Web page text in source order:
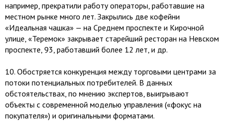
например, прекратили работу операторы, работавшие на
местном рынке много лет. Закрылись две кофейни
«Идеальная чашка» — на Среднем проспекте и Кирочной
улице, «Теремок» закрывает старейший ресторан на Невском
проспекте, 93, работавший более 12 лет, и др.
10.​ Обостряется конкуренция между торговыми центрами за
потоки потенциальных потребителей. В данных
обстоятельствах, по мнению экспертов, выигрывают
объекты с современной моделью управления («фокус на
покупателя») и оригинальными форматами.